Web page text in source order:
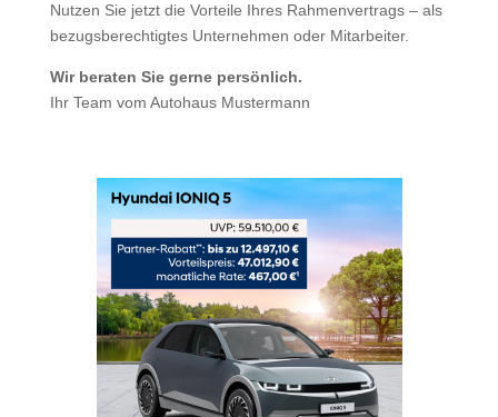
Nutzen Sie jetzt die Vorteile Ihres Rahmenvertrags – als
bezugsberechtigtes Unternehmen oder Mitarbeiter.
Wir beraten Sie gerne persönlich.
Ihr Team vom Autohaus Mustermann